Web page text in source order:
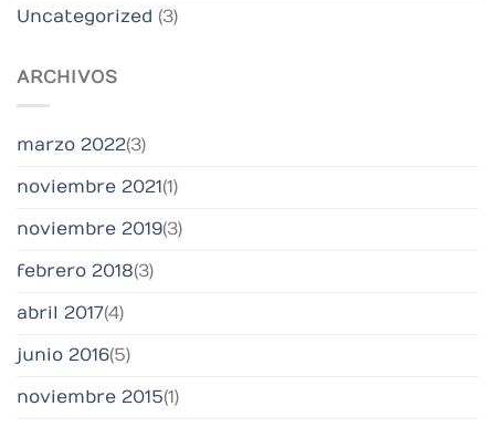
Uncategorized (3)
ARCHIVOS
marzo 2022(3)
noviembre 2021(1)
noviembre 2019(3)
febrero 2018(3)
abril 2017(4)
junio 2016(5)
noviembre 2015(1)